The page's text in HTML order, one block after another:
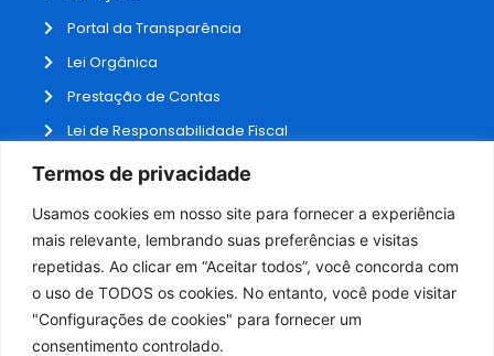
Termos de privacidade
Usamos cookies em nosso site para fornecer a experiência
mais relevante, lembrando suas preferências e visitas
repetidas. Ao clicar em “Aceitar todos”, você concorda com
o uso de TODOS os cookies. No entanto, você pode visitar
"Configurações de cookies" para fornecer um
consentimento controlado.
Portal da Transparência
Lei Orgânica
Prestação de Contas
Lei de Responsabilidade Fiscal
Receitas e Despesas
Fale Conosco
ADMINISTRAÇÃO
Webmail